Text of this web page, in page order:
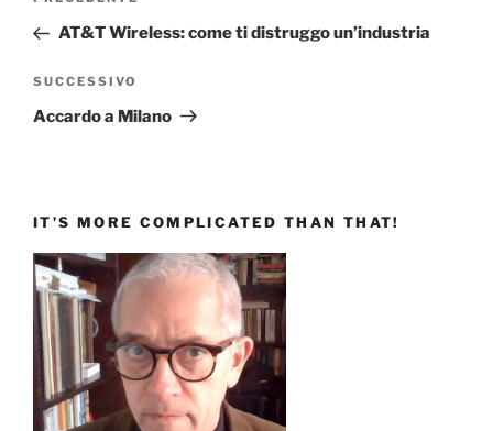
precedente:
AT&T Wireless: come ti distruggo un’industria
Articolo
successivo
SUCCESSIVO
Accardo a Milano
IT’S MORE COMPLICATED THAN THAT!